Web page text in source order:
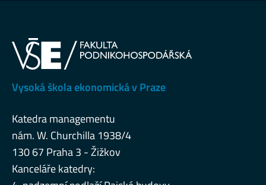
Vysoká škola ekonomická v Praze
Katedra managementu
nám. W. Churchilla 1938/4
130 67 Praha 3 - Žižkov
Kanceláře katedry: